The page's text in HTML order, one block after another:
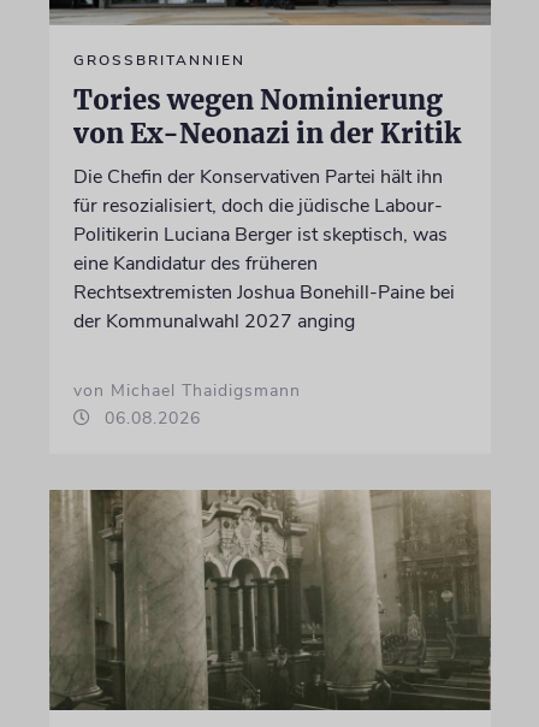
GROSSBRITANNIEN
Tories wegen Nominierung
von Ex-Neonazi in der Kritik
Die Chefin der Konservativen Partei hält ihn
für resozialisiert, doch die jüdische Labour-
Politikerin Luciana Berger ist skeptisch, was
eine Kandidatur des früheren
Rechtsextremisten Joshua Bonehill-Paine bei
der Kommunalwahl 2027 anging
von Michael Thaidigsmann
06.08.2026